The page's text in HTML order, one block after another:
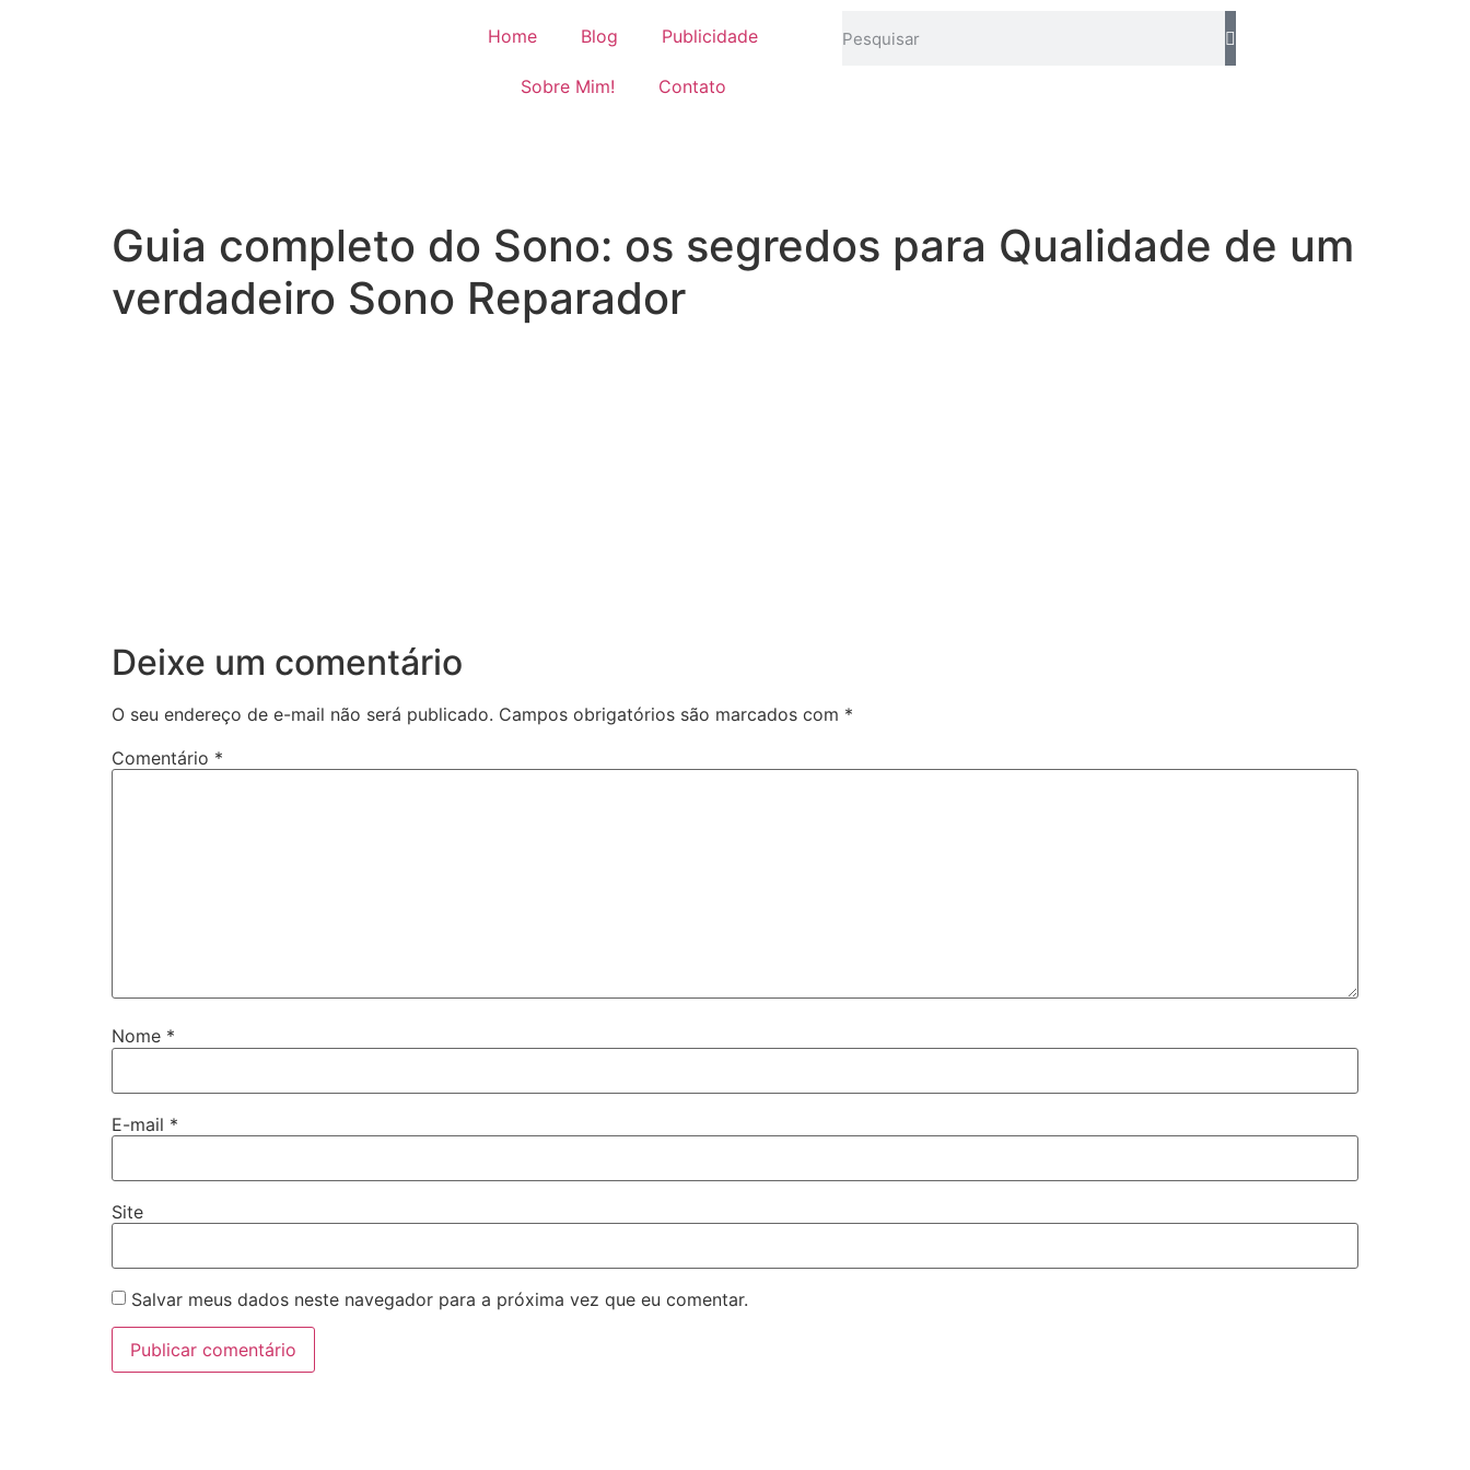
Home Blog Publicidade
Sobre Mim! Contato
Guia completo do Sono: os segredos para Qualidade de um
verdadeiro Sono Reparador
Deixe um comentário
O seu endereço de e-mail não será publicado. Campos obrigatórios são marcados com *
Comentário *
Nome *
E-mail *
Site
Salvar meus dados neste navegador para a próxima vez que eu comentar.